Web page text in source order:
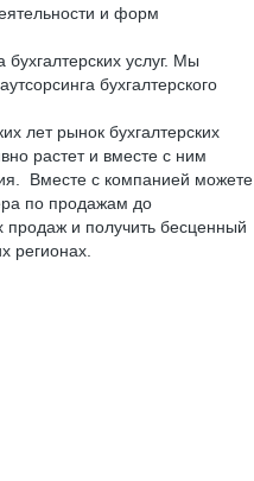
и форм
услуг. Мы
бухгалтерского
лет рынок бухгалтерских
растет и вместе с ним
Вместе с компанией можете
по продажам до
продаж и получить бесценный
регионах.